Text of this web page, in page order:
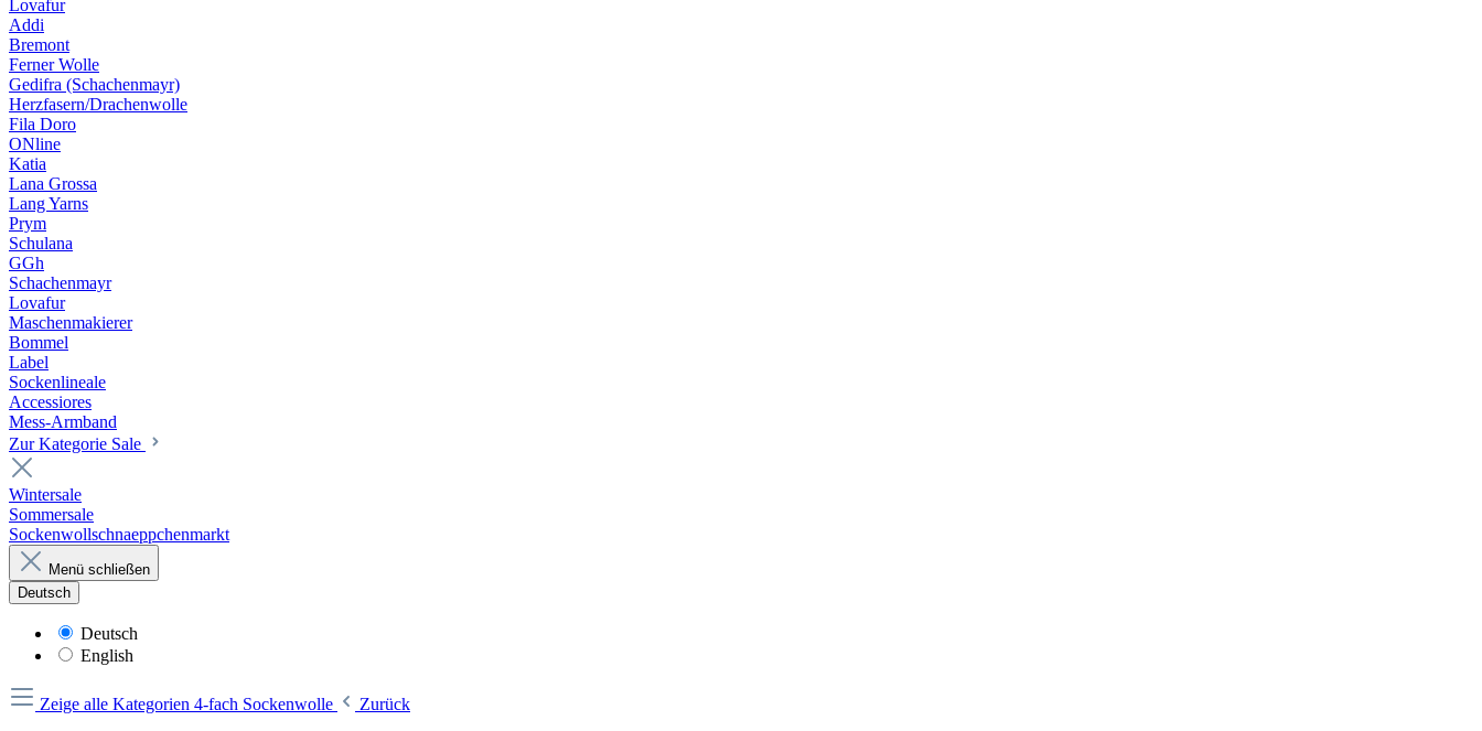
Lovafur
Addi
Bremont
Ferner Wolle
Gedifra (Schachenmayr)
Herzfasern/Drachenwolle
Fila Doro
ONline
Katia
Lana Grossa
Lang Yarns
Prym
Schulana
GGh
Schachenmayr
Lovafur
Maschenmakierer
Bommel
Label
Sockenlineale
Accessiores
Mess-Armband
Zur Kategorie Sale
Wintersale
Sommersale
Sockenwollschnaeppchenmarkt
Menü schließen
Deutsch
Deutsch
English
Zeige alle Kategorien 4-fach Sockenwolle
Zurück